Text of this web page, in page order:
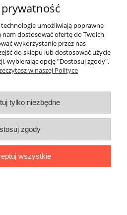
Polskiego 86 | 65-762 Zielona Góra |
897 | mail: groupsale@poczta.fm
wersję strony
Shoper.pl
umożliwiają poprawne
nam dostosować ofertę do Twoich
wykorzystanie przez nas
do sklepu lub dostosować użycie
wybierając opcję "Dostosuj zgody".
w naszej Polityce
tylko niezbędne
zgody
wszystkie